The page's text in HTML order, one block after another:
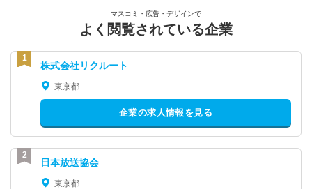
マスコミ・広告・デザインで
よく閲覧されている企業
株式会社リクルート
東京都
企業の求人情報を見る
日本放送協会
東京都